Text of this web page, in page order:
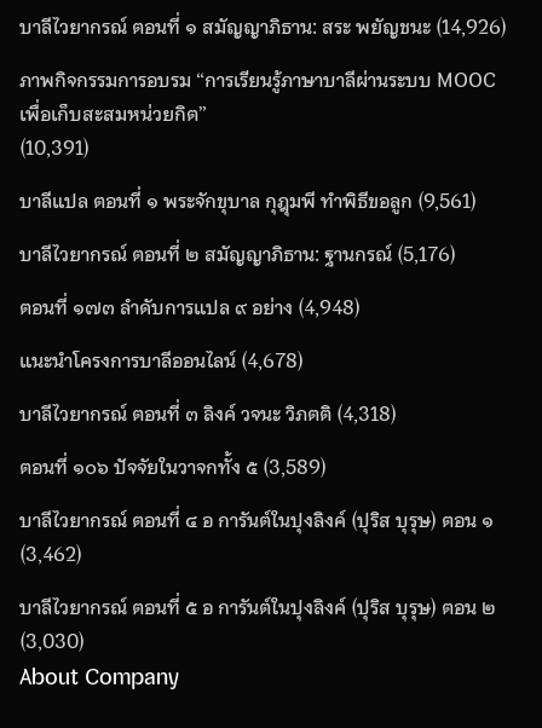
บาลีไวยากรณ์ ตอนที่ ๑ สมัญญาภิธาน: สระ พยัญชนะ(14,926)
ภาพกิจกรรมการอบรม “การเรียนรู้ภาษาบาลีผ่านระบบ MOOC
เพื่อเก็บสะสมหน่วยกิต”
(10,391)
บาลีแปล ตอนที่ ๑ พระจักขุบาล กุฎุมพี ทำพิธีขอลูก (9,561)
บาลีไวยากรณ์ ตอนที่ ๒ สมัญญาภิธาน: ฐานกรณ์(5,176)
ตอนที่ ๑๗๓ ลำดับการแปล ๙ อย่าง (4,948)
แนะนำโครงการบาลีออนไลน์(4,678)
บาลีไวยากรณ์ ตอนที่ ๓ ลิงค์ วจนะ วิภตติ(4,318)
ตอนที่ ๑๐๖ ปัจจัยในวาจกทั้ง ๕(3,589)
บาลีไวยากรณ์ ตอนที่ ๔ อ การันต์ในปุงลิงค์ (ปุริส บุรุษ) ตอน ๑
(3,462)
บาลีไวยากรณ์ ตอนที่ ๕ อ การันต์ในปุงลิงค์ (ปุริส บุรุษ) ตอน ๒
(3,030)
About Company